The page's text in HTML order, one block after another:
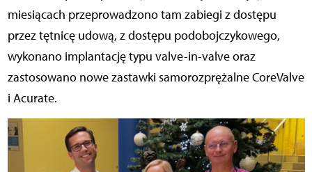
miesiącach przeprowadzono tam zabiegi z dostępu
przez tętnicę udową, z dostępu podobojczykowego,
wykonano implantację typu valve-in-valve oraz
zastosowano nowe zastawki samorozprężalne CoreValve
i Acurate.